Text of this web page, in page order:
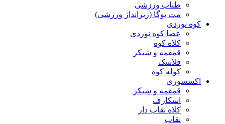
طناب ورزشی
مت یوگا (زیرانداز ورزشی)
کوه نوردی
عصا کوه نوردی
کلاه کوه
قمقمه و شیکر
فلاسک
کوله کوه
اکسسوری
قمقمه و شیکر
اسکارف
کلاه نقاب دار
نقاب